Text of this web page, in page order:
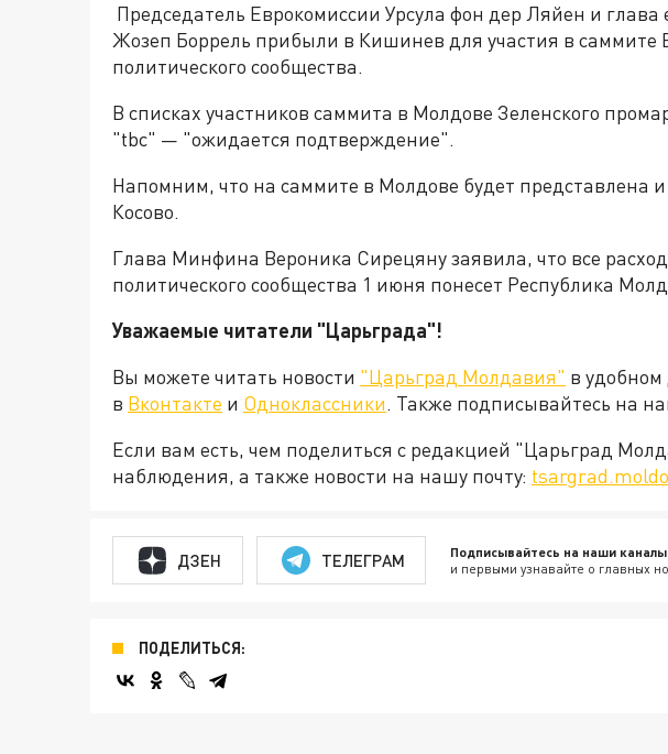
Председатель Еврокомиссии Урсула фон дер Ляйен и
Жозеп Боррель прибыли в Кишинев для участия в саммите
политического сообщества.
В списках участников саммита в Молдове Зеленского
"tbc" — "ожидается подтверждение".
Напомним, что на саммите в Молдове будет представлена
Косово.
Глава Минфина Вероника Сирецяну заявила, что все
политического сообщества 1 июня понесет Республика
Уважаемые читатели "Царьграда"!
Вы можете читать новости "Царьград Молдавия" в удобном
в Вконтакте и Одноклассники. Также подписывайтесь на
Если вам есть, чем поделиться с редакцией "Царьград
наблюдения, а также новости на нашу почту:
ДЗЕН ТЕЛЕГРАМ Подписывайтесь на наши каналы
и первыми узнавайте о главных
ПОДЕЛИТЬСЯ: